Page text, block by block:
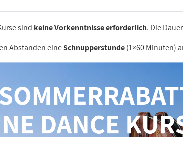
sind keine Vorkenntnisse erforderlich. Die
Abständen eineSchnupperstunde(1×60 Minuten)